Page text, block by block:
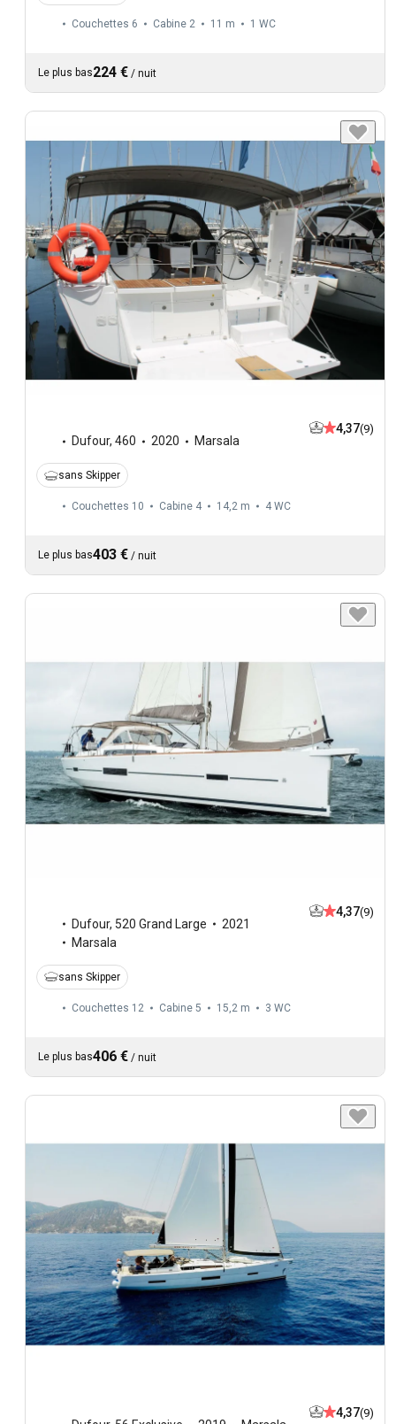
Couchettes 6 Cabine 2 11 m 1 WC
Le plus bas224 € / nuit
Dufour, 460 2020 Marsala
4,37(9)
sans Skipper
Couchettes 10 Cabine 4 14,2 m 4 WC
Le plus bas403 € / nuit
Dufour, 520 Grand Large
2021
Marsala
4,37(9)
sans Skipper
Couchettes 12 Cabine 5 15,2 m 3 WC
Le plus bas406 € / nuit
4,37(9)